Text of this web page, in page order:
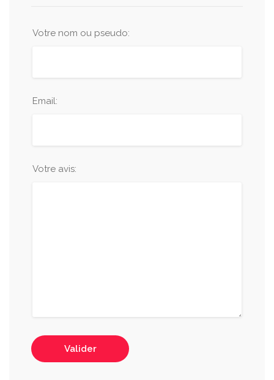
Votre nom ou pseudo:
Email:
Votre avis:
Valider